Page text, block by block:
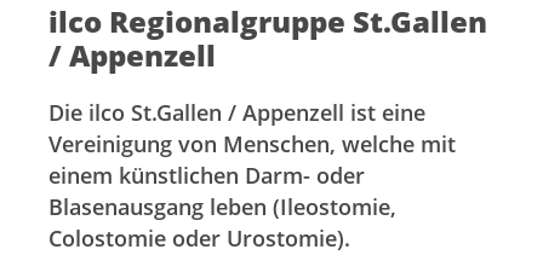
ilco Regionalgruppe St.Gallen
/ Appenzell
Die ilco St.Gallen / Appenzell ist eine
Vereinigung von Menschen, welche mit
einem künstlichen Darm- oder
Blasenausgang leben (Ileostomie,
Colostomie oder Urostomie).